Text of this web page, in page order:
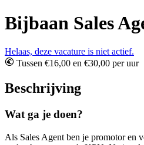
Bijbaan Sales
Helaas, deze vacature is niet actief.
Tussen €16,00 en €30,00 per uur
Beschrijving
Wat ga je doen?
Als Sales Agent ben je promotor en